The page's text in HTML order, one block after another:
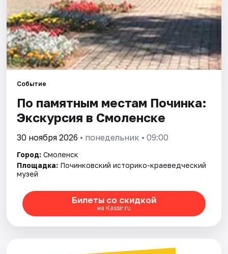
Событие
По памятным местам Починка:
Экскурсия в Смоленске
30 ноября 2026 • понедельник • 09:00
Город: Смоленск
Площадка: Починковский историко-краеведческий
музей
Билеты со скидкой
на Kassir.ru